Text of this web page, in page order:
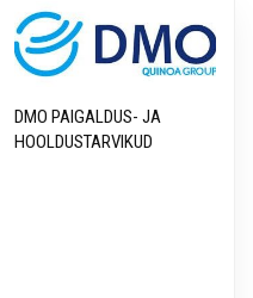
DMO PAIGALDUS- JA
HOOLDUSTARVIKUD